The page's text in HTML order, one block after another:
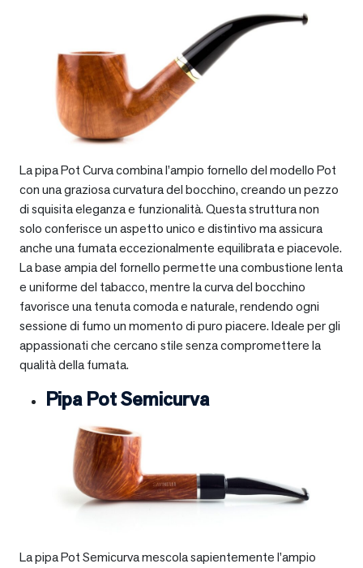
La pipa Pot Curva combina l’ampio fornello del modello Pot
con una graziosa curvatura del bocchino, creando un pezzo
di squisita eleganza e funzionalità. Questa struttura non
solo conferisce un aspetto unico e distintivo ma assicura
anche una fumata eccezionalmente equilibrata e piacevole.
La base ampia del fornello permette una combustione lenta
e uniforme del tabacco, mentre la curva del bocchino
favorisce una tenuta comoda e naturale, rendendo ogni
sessione di fumo un momento di puro piacere. Ideale per gli
appassionati che cercano stile senza compromettere la
qualità della fumata.
Pipa Pot Semicurva
La pipa Pot Semicurva mescola sapientemente l’ampio